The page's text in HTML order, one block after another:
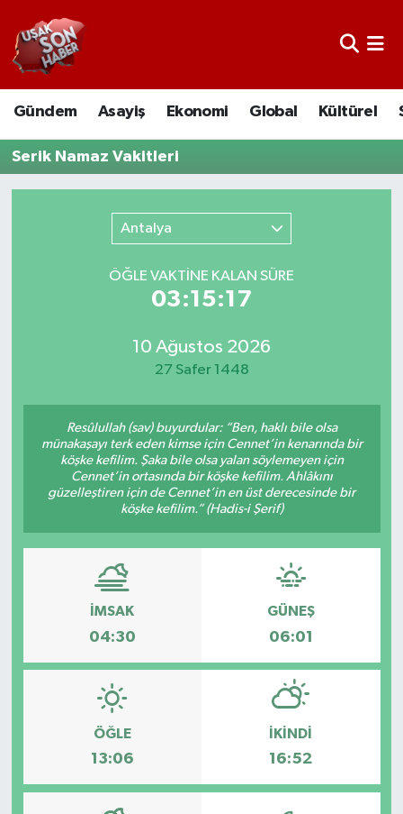
Gündem Asayiş Ekonomi Global Kültürel
Serik Namaz Vakitleri
Antalya
ÖĞLE VAKTİNE KALAN SÜRE
03:15:17
10 Ağustos 2026
27 Safer 1448
Resûlullah (sav) buyurdular: “Ben, haklı bile olsa
münakaşayı terk eden kimse için Cennet’in kenarında bir
köşke kefilim. Şaka bile olsa yalan söylemeyen için
Cennet’in ortasında bir köşke kefilim. Ahlâkını
güzelleştiren için de Cennet’in en üst derecesinde bir
köşke kefilim.” (Hadis-i Şerif)
İMSAK
04:30
GÜNEŞ
06:01
ÖĞLE
13:06
İKINDI
16:52
Uşak Nöbetçi Eczaneler
Uşak Hava Durumu
Uşak Namaz Vakitleri
Tüm Manşetler
Son Dakika Haberleri